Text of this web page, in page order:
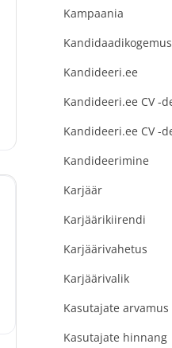
Kampaania
Kandidaadikogemus
Kandideeri.ee
Kandideerimine
Karjäär
Karjäärikiirendi
Karjäärivahetus
Karjäärivalik
Kasutajate arvamus
Kasutajate hinnang